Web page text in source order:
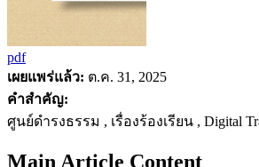
pdf
เผยแพร่แล้ว: ต.ค. 31, 2025
คำสำคัญ:
ศูนย์ดำรงธรรม , เรื่องร้องเรียน , Digital
Main Article Content